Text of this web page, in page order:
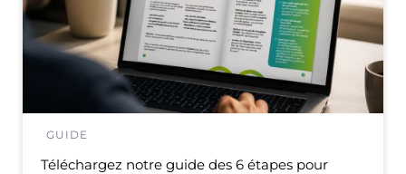
GUIDE
Téléchargez notre guide des 6 étapes pour